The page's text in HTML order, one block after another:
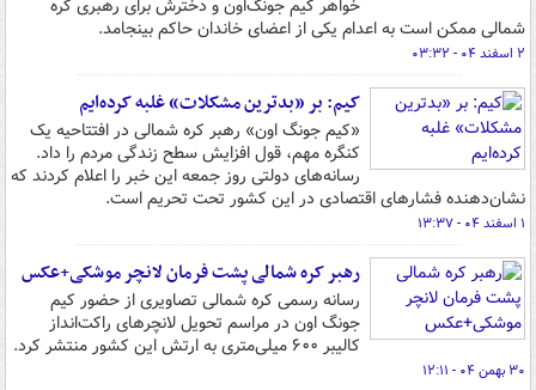
خواهر کیم جونگ‌اون و دخترش برای رهبری کره
شمالی ممکن است به اعدام یکی از اعضای خاندان حاکم بینجامد.
۲ اسفند ۰۴ - ۰۳:۳۲
کیم: بر «بدترین مشکلات» غلبه کرده‌ایم
«کیم جونگ اون» رهبر کره شمالی در افتتاحیه یک
کنگره مهم، قول افزایش سطح زندگی مردم را داد.
رسانه‌های دولتی روز جمعه این خبر را اعلام کردند که
نشان‌دهنده فشارهای اقتصادی در این کشور تحت تحریم است.
۱ اسفند ۰۴ - ۱۳:۳۷
رهبر کره شمالی پشت فرمان لانچر موشکی+عکس
رسانه رسمی کره شمالی تصاویری از حضور کیم
جونگ اون در مراسم تحویل لانچرهای راکت‌انداز
کالیبر ۶۰۰ میلی‌متری به ارتش این کشور منتشر کرد.
۳۰ بهمن ۰۴ - ۱۲:۱۱